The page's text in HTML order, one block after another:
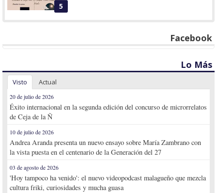
5
Facebook
Lo Más
Visto Actual
20 de julio de 2026
Éxito internacional en la segunda edición del concurso de microrrelatos
de Ceja de la Ñ
10 de julio de 2026
Andrea Aranda presenta un nuevo ensayo sobre María Zambrano con
la vista puesta en el centenario de la Generación del 27
03 de agosto de 2026
'Hoy tampoco ha venido': el nuevo videopodcast malagueño que mezcla
cultura friki, curiosidades y mucha guasa